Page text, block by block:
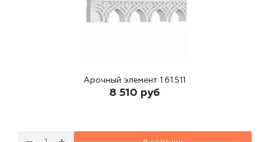
Арочный элемент 1.61.511
8 510 руб